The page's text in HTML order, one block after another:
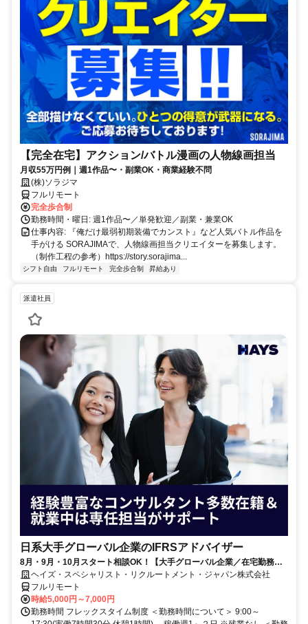
【完全在宅】アクション/バトル漫画の人物線画担当
月収55万円例｜週1作品〜・副業OK・商業経験不問
(株)ソラジマ
フルリモート
完全歩合制
勤務時間・曜日: 週1作品〜／単発歓迎／副業・兼業OK
仕事内容: 『俺だけ最弱初期装備でカンスト』など人気バトル作品を
手がける SORAJIMAで、人物線画担当クリエイターを募集します。
（制作工程の参考）https://story.sorajima...
シフト自由 フルリモート 完全歩合制 昇給あり
派遣社員
日系大手グローバル企業のIFRSアドバイザー
8月・9月・10月スタート相談OK！【大手グローバル企業／在宅勤務メ
イン／週1～2日勤務】IFRSアドバイザー
ヘイズ・スペシャリスト・リクルートメント・ジャパン株式会社
フルリモート
時給5,000円～7,000円
勤務時間 フレックスタイム制度 ＜勤務時間について＞ 9:00～